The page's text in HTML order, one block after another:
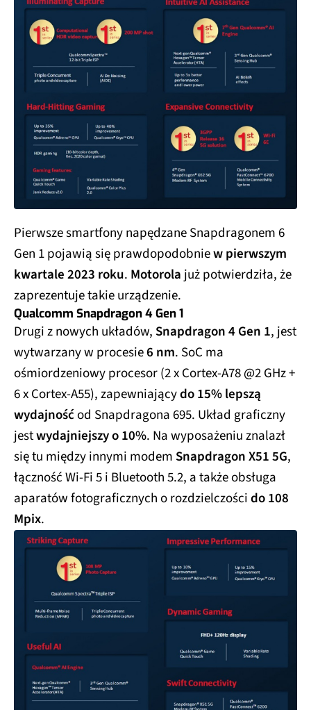
Pierwsze smartfony napędzane Snapdragonem 6
Gen 1 pojawią się prawdopodobniew pierwszym
kwartale 2023 roku. Motorola już potwierdziła, że
zaprezentuje takie urządzenie.
Qualcomm Snapdragon 4 Gen 1
Drugi z nowych układów, Snapdragon 4 Gen 1, jest
wytwarzany w procesie6 nm. SoC ma
ośmiordzeniowy procesor (2 x Cortex-A78 @2 GHz +
6 x Cortex-A55), zapewniającydo 15% lepszą
wydajnośćod Snapdragona 695. Układ graficzny
jestwydajniejszy o 10%. Na wyposażeniu znalazł
się tu między innymi modem Snapdragon X51 5G,
łączność Wi-Fi 5 i Bluetooth 5.2, a także obsługa
aparatów fotograficznych o rozdzielczoścido 108
Mpix.